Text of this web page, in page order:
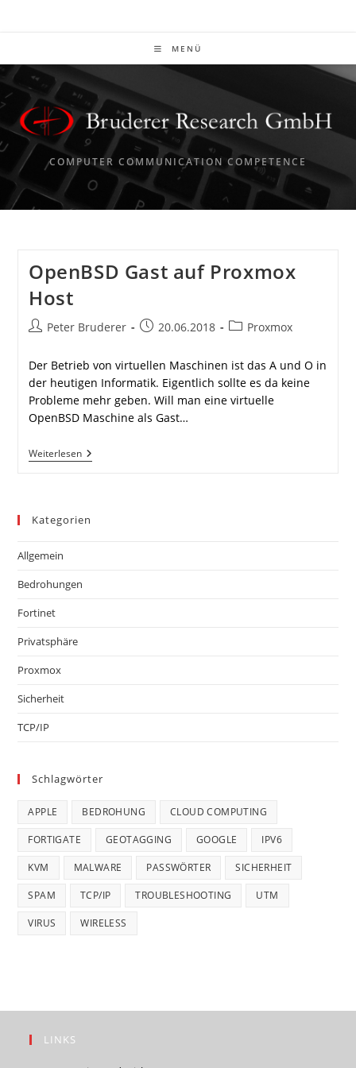
MENÜ
COMPUTER COMMUNICATION COMPETENCE
OpenBSD Gast auf Proxmox
Host
Beitrags-
Peter Bruderer
Beitrag20.06.2018
Beitrags-
Proxmox
Der Betrieb von virtuellen Maschinen ist das A und O in
der heutigen Informatik. Eigentlich sollte es da keine
Probleme mehr geben. Will man eine virtuelle
OpenBSD Maschine als Gast…
WeiterlesenOpenBSD
Gast
Kategorien
Allgemein
Bedrohungen
Fortinet
Privatsphäre
Proxmox
Sicherheit
TCP/IP
Schlagwörter
APPLE BEDROHUNG CLOUD COMPUTING
FORTIGATE GEOTAGGING GOOGLE IPV6
KVM MALWARE PASSWÖRTER SICHERHEIT
SPAM TCP/IP TROUBLESHOOTING UTM
VIRUS WIRELESS
LINKS